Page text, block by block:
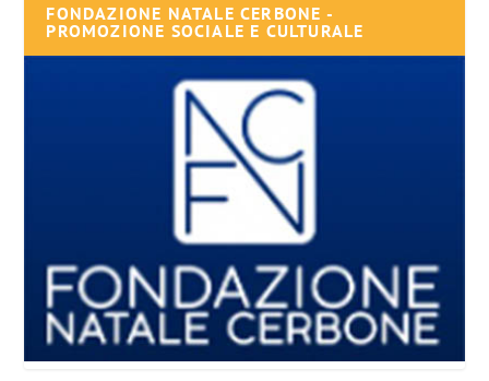
FONDAZIONE NATALE CERBONE -
PROMOZIONE SOCIALE E CULTURALE